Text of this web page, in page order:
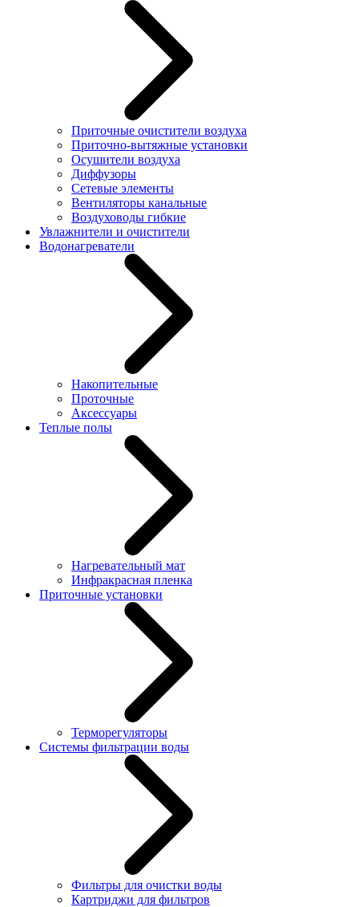
Приточные очистители воздуха
Приточно-вытяжные установки
Осушители воздуха
Диффузоры
Сетевые элементы
Вентиляторы канальные
Воздуховоды гибкие
Увлажнители и очистители
Водонагреватели
Накопительные
Проточные
Аксессуары
Теплые полы
Нагревательный мат
Инфракрасная пленка
Приточные установки
Терморегуляторы
Системы фильтрации воды
Фильтры для очистки воды
Картриджи для фильтров